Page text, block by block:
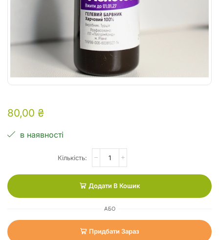
80,00 ₴
в наявності
Додати В Кошик
АБО
Придбати Зараз